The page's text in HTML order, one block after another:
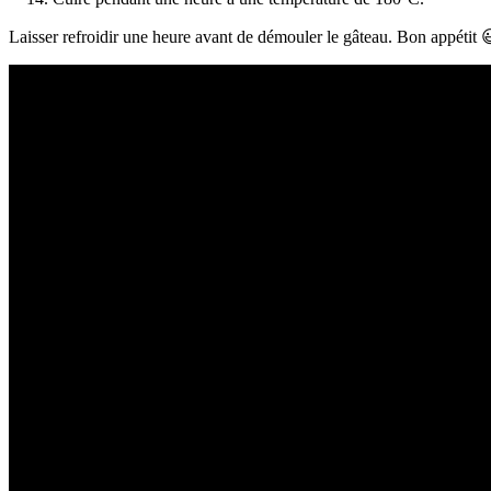
Laisser refroidir une heure avant de démouler le gâteau. Bon appétit